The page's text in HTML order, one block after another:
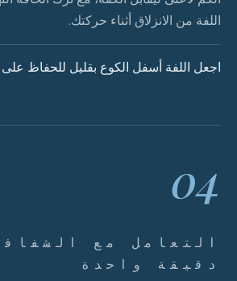
اللفة من الانزلاق أثناء حركتك.
اجعل اللفة أسفل الكوع بقليل للحفاظ
04
التعامل مع
دقيقة واحدة